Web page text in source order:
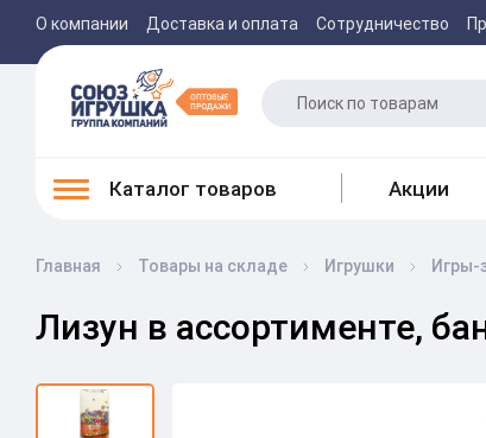
О компании Доставка и оплата Сотрудничество
Каталог товаров Акции
Главная Товары на складе Игрушки Игры-
Лизун в ассортименте,